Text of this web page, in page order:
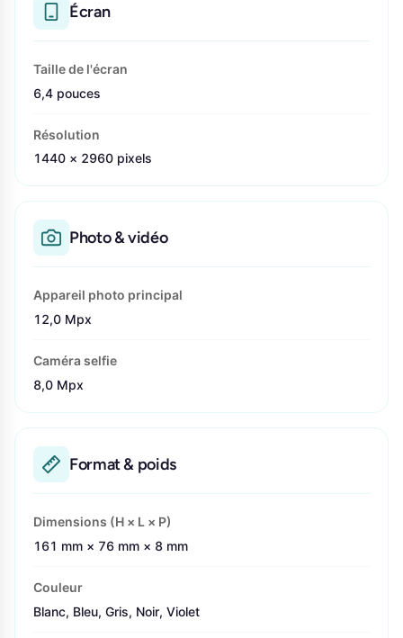
Écran
Taille de l'écran
6,4 pouces
Résolution
1440 × 2960 pixels
Photo & vidéo
Appareil photo principal
12,0 Mpx
Caméra selfie
8,0 Mpx
Format & poids
Dimensions (H × L × P)
161 mm × 76 mm × 8 mm
Couleur
Blanc, Bleu, Gris, Noir, Violet